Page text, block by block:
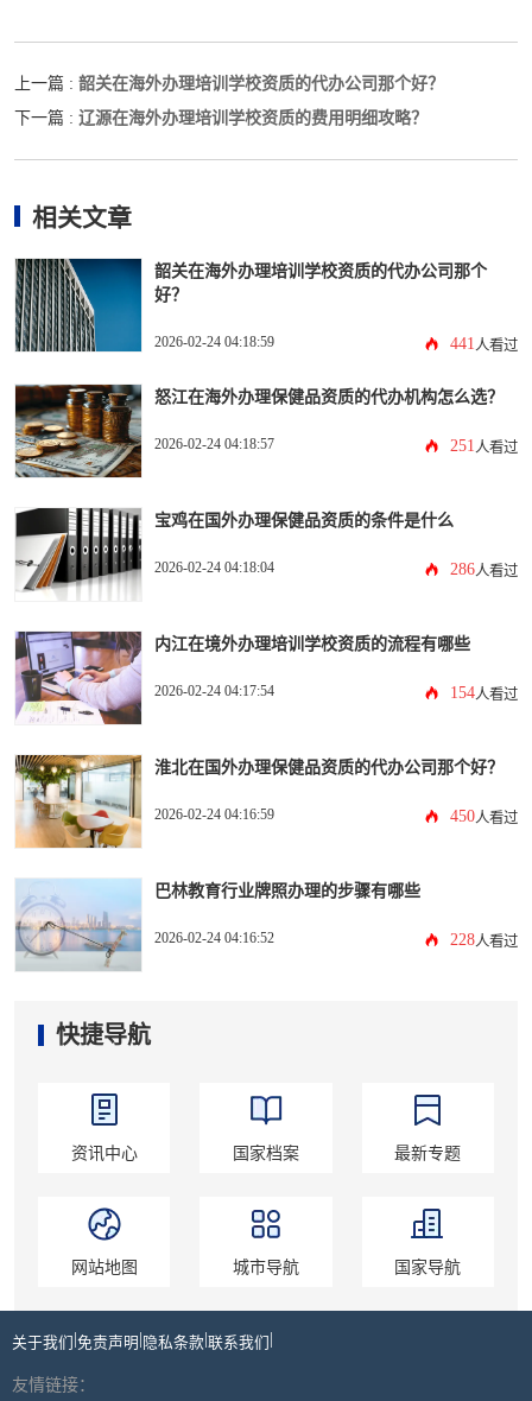
上一篇 : 韶关在海外办理培训学校资质的代办公司那个好？
下一篇 : 辽源在海外办理培训学校资质的费用明细攻略？
相关文章
韶关在海外办理培训学校资质的代办公司那个
好？
2026-02-24 04:18:59 441 人看过
怒江在海外办理保健品资质的代办机构怎么选？
2026-02-24 04:18:57 251 人看过
宝鸡在国外办理保健品资质的条件是什么
2026-02-24 04:18:04 286人看过
内江在境外办理培训学校资质的流程有哪些
2026-02-24 04:17:54 154人看过
淮北在国外办理保健品资质的代办公司那个好？
2026-02-24 04:16:59 450人看过
巴林教育行业牌照办理的步骤有哪些
2026-02-24 04:16:52 228人看过
快捷导航
资讯中心 国家档案 最新专题
网站地图 城市导航 国家导航
关于我们 |免责声明 | 隐私条款|联系我们 |
友情链接：